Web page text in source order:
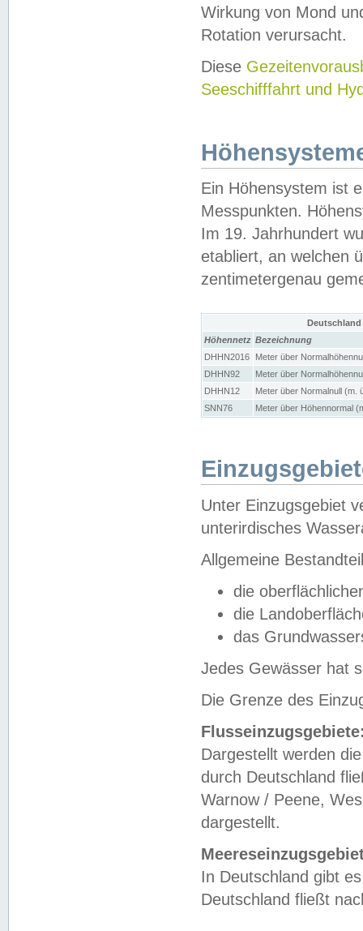
Wirkung von Mond
Rotation verursacht.
Diese
Seeschifffahrt und
Ein Höhensystem ist
Messpunkten.
Im 19. Jahrhundert
etabliert, an welchen
zentimetergenau
Höhennetz Bezeichnung
DHHN2016
Meter über
DHHN92
Meter über
DHHN12
Meter über Normalnull (m.
SNN76
Meter über Höhennormal
Unter Einzugsgebiet
unterirdisches
Allgemeine
die
die
das
Jedes Gewässer hat
Die Grenze des
Dargestellt werden
durch Deutschland
Warnow / Peene,
dargestellt.
In Deutschland gibt
Deutschland fließt